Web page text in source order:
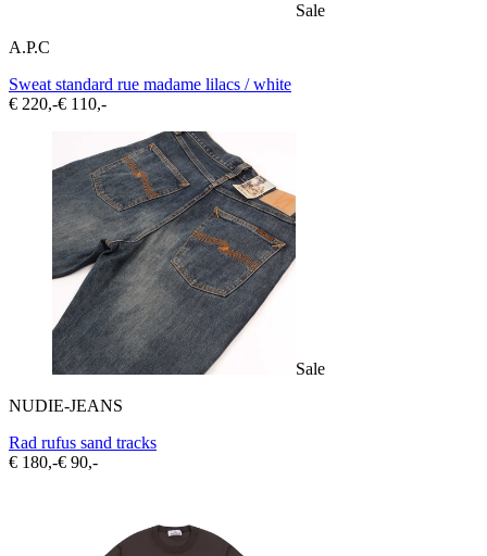
Sale
A.P.C
Sweat standard rue madame lilacs / white
€ 220,-€ 110,-
Sale
NUDIE-JEANS
Rad rufus sand tracks
€ 180,-€ 90,-